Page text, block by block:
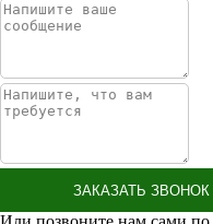
ЗАКАЗАТЬ ЗВОНОК